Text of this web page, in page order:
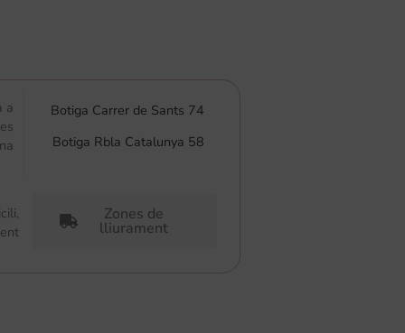
a
Botiga Carrer de Sants 74
Botiga Rbla Catalunya 58
Zones de
lliurament